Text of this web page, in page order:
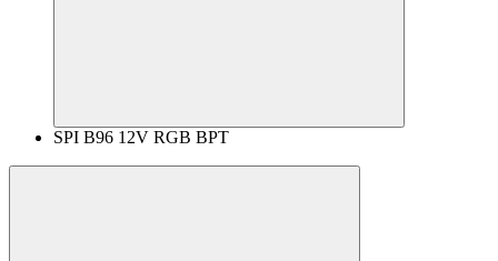
SPI B96 12V RGB BPT